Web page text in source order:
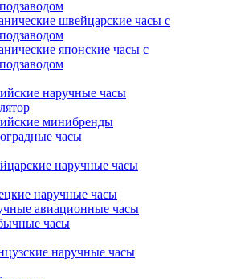
швейцарские часы с
японские часы с
наручные часы
минибренды
часы
наручные часы
наручные часы
авиационные часы
часы
наручные часы